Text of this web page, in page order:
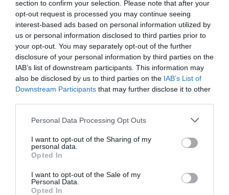
section to confirm your selection. Please note that after your
opt-out request is processed you may continue seeing
interest-based ads based on personal information utilized by
us or personal information disclosed to third parties prior to
your opt-out. You may separately opt-out of the further
disclosure of your personal information by third parties on the
IAB’s list of downstream participants. This information may
also be disclosed by us to third parties on the IAB’s List of
Downstream Participants that may further disclose it to other
Personal Data Processing Opt Outs
I want to opt-out of the Sharing of my
personal data.
Opted In
I want to opt-out of the Sale of my
Personal Data.
Opted In